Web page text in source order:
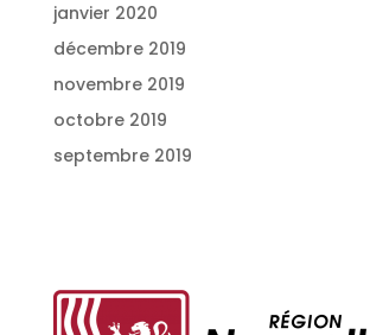
janvier 2020
décembre 2019
novembre 2019
octobre 2019
septembre 2019